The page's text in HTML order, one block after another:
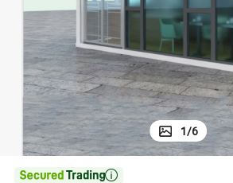
1/6
